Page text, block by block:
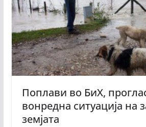
Поплави во БиХ,
вонредна ситуација на
земјата